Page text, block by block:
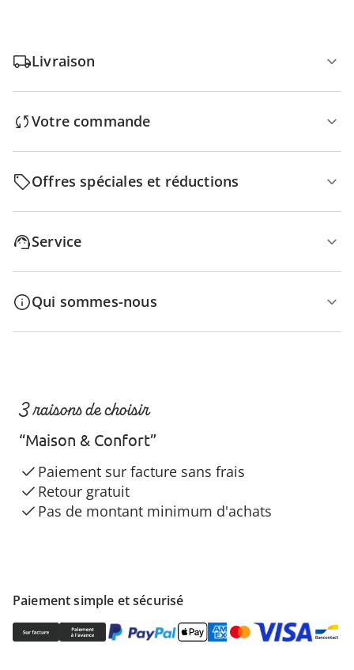
Livraison
Votre commande
Offres spéciales et réductions
Service
Qui sommes-nous
Paiement simple et sécurisé
3 raisons de choisir
“Maison & Confort”
Paiement sur facture sans frais
Retour gratuit
Pas de montant minimum d'achats